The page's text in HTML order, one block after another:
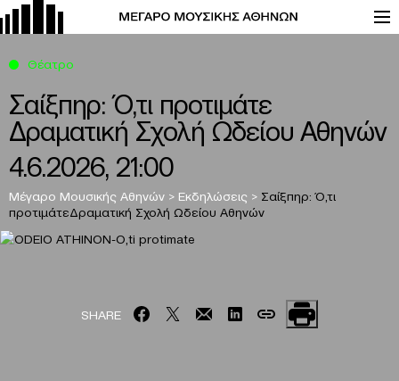
Σαίξπηρ: Ό,τι προτιμάτε
Δραματική Σχολή Ωδείου Αθηνών
4.6.2026, 21:00
Μέγαρο Μουσικής Αθηνών > Εκδηλώσεις > Σαίξπηρ: Ό,τι
προτιμάτεΔραματική Σχολή Ωδείου Αθηνών
Θέατρο
SHARE